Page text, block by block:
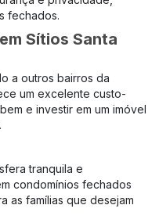
fechados.
Sítios Santa
a outros bairros da
um excelente custo-
e investir em um imóvel
tranquila e
condomínios fechados
as famílias que desejam